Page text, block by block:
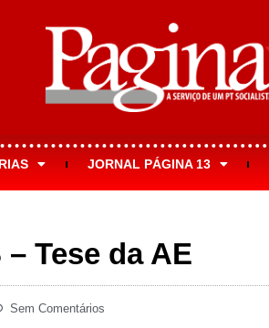
JORNAL PÁGINA 13
Tese da AE
Sem Comentários